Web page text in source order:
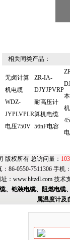
相关同类产品：
无卤计算
机电缆
WDZ-
JYPLVPLR
电压750V
ZR-IA-
DJYJPVRP
耐高压计
算机电缆
56nF电容
版权所有 总访问量：
86-0550-7511306 手
： www.hltzdl.com技术
、铠装电缆、阻燃电
属温度计及